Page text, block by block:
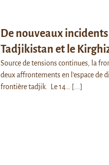
De nouveaux
Tadjikistan et le
Source de tensions continues, la
deux affrontements en l’espace de
frontière tadjik. Le 14…
[...]